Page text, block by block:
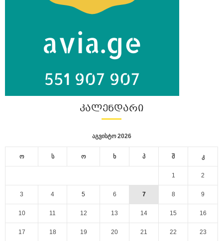
ᲙᲐᲚᲔᲜᲓᲐᲠᲘ
აგვისტო 2026
ო ს ო ხ პ შ კ
1 2
3 4 5 6 7 8 9
10 11 12 13 14 15 16
17 18 19 20 21 22 23